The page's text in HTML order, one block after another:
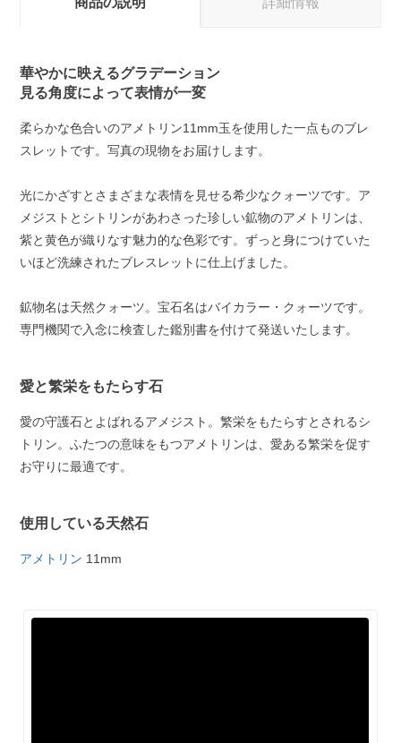
華やかに映えるグラデーション
見る角度によって表情が一変
柔らかな色合いのアメトリン11mm玉を使用した一点ものブレ
スレットです。写真の現物をお届けします。
光にかざすとさまざまな表情を見せる希少なクォーツです。ア
メジストとシトリンがあわさった珍しい鉱物のアメトリンは、
紫と黄色が織りなす魅力的な色彩です。ずっと身につけていた
いほど洗練されたブレスレットに仕上げました。
鉱物名は天然クォーツ。宝石名はバイカラー・クォーツです。
専門機関で入念に検査した鑑別書を付けて発送いたします。
愛と繁栄をもたらす石
愛の守護石とよばれるアメジスト。繁栄をもたらすとされるシ
トリン。ふたつの意味をもつアメトリンは、愛ある繁栄を促す
お守りに最適です。
使用している天然石
アメトリン 11mm